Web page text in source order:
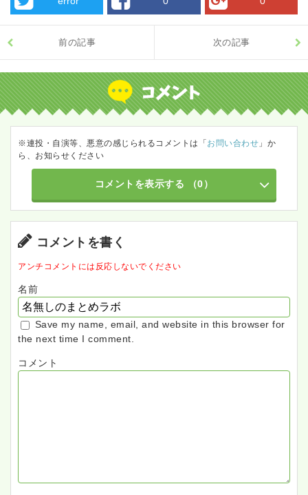
前の記事 次の記事
※連投・自演等、悪意の感じられるコメントは「 お問い合わせ 」か
ら、お知らせください
コメントを表示する （0）
コメントを書く
アンチコメントには反応しないでください
名前
Save my name, email, and website in this browser for
the next time I comment.
コメント